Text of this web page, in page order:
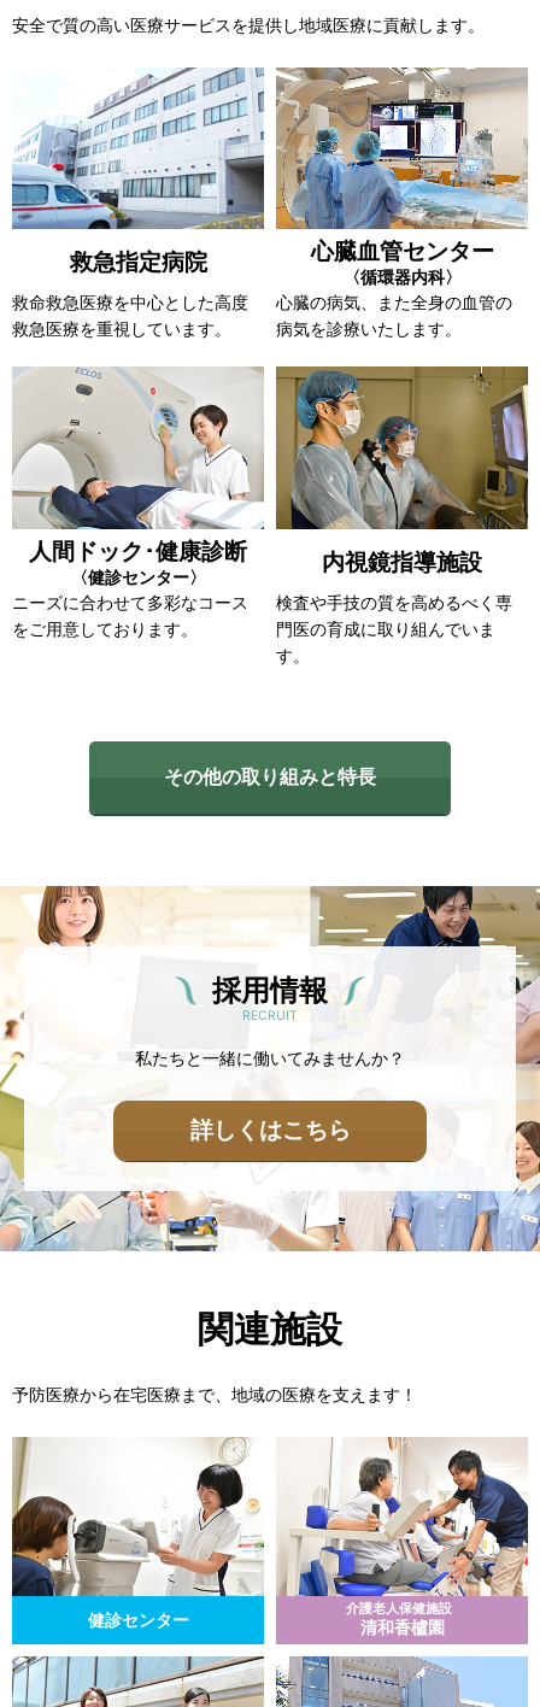
安全で質の高い医療サービスを提供し地域医療に貢献します。
救急指定病院
救命救急医療を中心とした高度
救急医療を重視しています。
心臓血管センター
〈循環器内科〉
心臓の病気、また全身の血管の
病気を診療いたします。
人間ドック･健康診断
〈健診センター〉
ニーズに合わせて多彩なコース
をご用意しております。
内視鏡指導施設
検査や手技の質を高めるべく専
門医の育成に取り組んでいま
す。
その他の取り組みと特長
採用情報
RECRUIT
私たちと一緒に働いてみませんか？
詳しくはこちら
関連施設
予防医療から在宅医療まで、地域の医療を支えます！
健診センター 介護老人保健施設
清和香櫨園